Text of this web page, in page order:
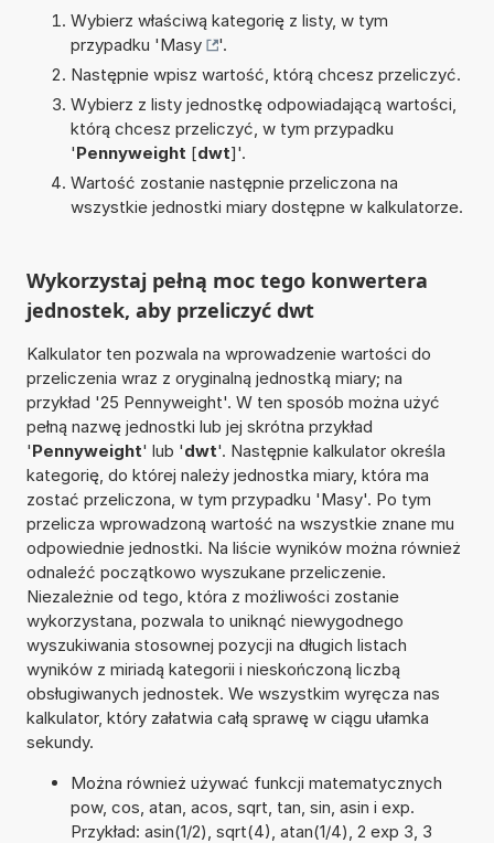
Wybierz właściwą kategorię z listy, w tym
przypadku 'Masy
'.
Następnie wpisz wartość, którą chcesz przeliczyć.
Wybierz z listy jednostkę odpowiadającą wartości,
którą chcesz przeliczyć, w tym przypadku
'Pennyweight [dwt]'.
Wartość zostanie następnie przeliczona na
wszystkie jednostki miary dostępne w kalkulatorze.
Wykorzystaj pełną moc tego konwertera
jednostek, aby przeliczyć dwt
Kalkulator ten pozwala na wprowadzenie wartości do
przeliczenia wraz z oryginalną jednostką miary; na
przykład '25 Pennyweight'. W ten sposób można użyć
pełną nazwę jednostki lub jej skrótna przykład
'Pennyweight' lub 'dwt'. Następnie kalkulator określa
kategorię, do której należy jednostka miary, która ma
zostać przeliczona, w tym przypadku 'Masy'. Po tym
przelicza wprowadzoną wartość na wszystkie znane mu
odpowiednie jednostki. Na liście wyników można również
odnaleźć początkowo wyszukane przeliczenie.
Niezależnie od tego, która z możliwości zostanie
wykorzystana, pozwala to uniknąć niewygodnego
wyszukiwania stosownej pozycji na długich listach
wyników z miriadą kategorii i nieskończoną liczbą
obsługiwanych jednostek. We wszystkim wyręcza nas
kalkulator, który załatwia całą sprawę w ciągu ułamka
sekundy.
Można również używać funkcji matematycznych
pow, cos, atan, acos, sqrt, tan, sin, asin i exp.
Przykład: asin(1/2), sqrt(4), atan(1/4), 2 exp 3, 3